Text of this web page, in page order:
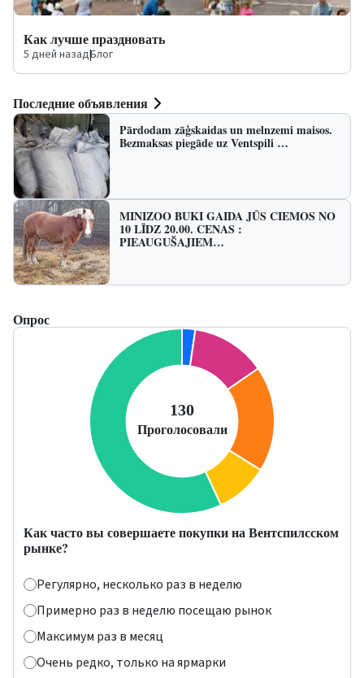
Как лучше праздновать
5 дней назад|Блог
Последние объявления
Pārdodam zāģskaidas un melnzemi maisos.
Bezmaksas piegāde uz Ventspili …
MINIZOO BUKI GAIDA JŪS CIEMOS NO
10 LĪDZ 20.00. CENAS :
PIEAUGUŠAJIEM…
Опрос
Как часто вы совершаете покупки на Вентспилсском
рынке?
Регулярно, несколько раз в неделю
Примерно раз в неделю посещаю рынок
Максимум раз в месяц
Очень редко, только на ярмарки